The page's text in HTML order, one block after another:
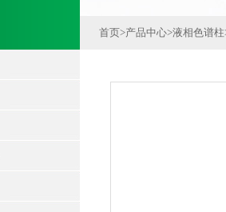
首页>产品中心>液相色谱柱